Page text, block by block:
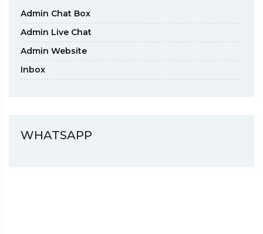
Admin Chat Box
Admin Live Chat
Admin Website
Inbox
WHATSAPP